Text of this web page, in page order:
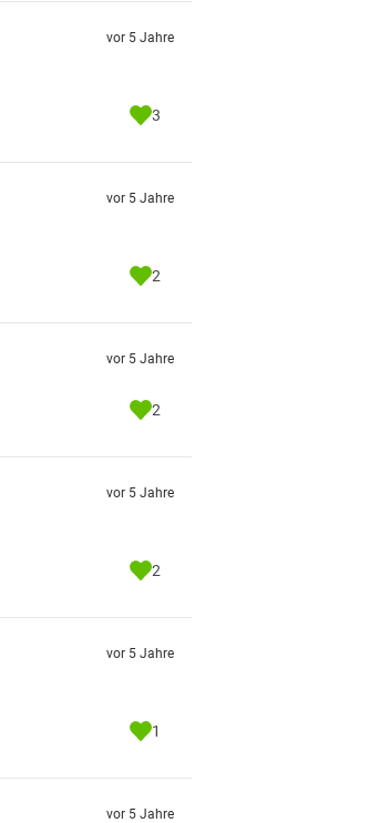
vor 5 Jahre
3
vor 5 Jahre
2
vor 5 Jahre
2
vor 5 Jahre
2
vor 5 Jahre
1
vor 5 Jahre